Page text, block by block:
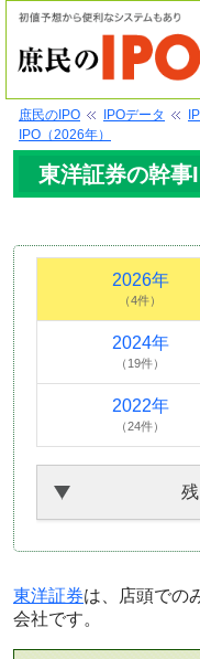
庶民のIPO IPOデータ
IPO（2026年）
東洋証券の幹事
2026年
（4件）
2024年
（19件）
2022年
（24件）
東洋証券は、店頭での
会社です。